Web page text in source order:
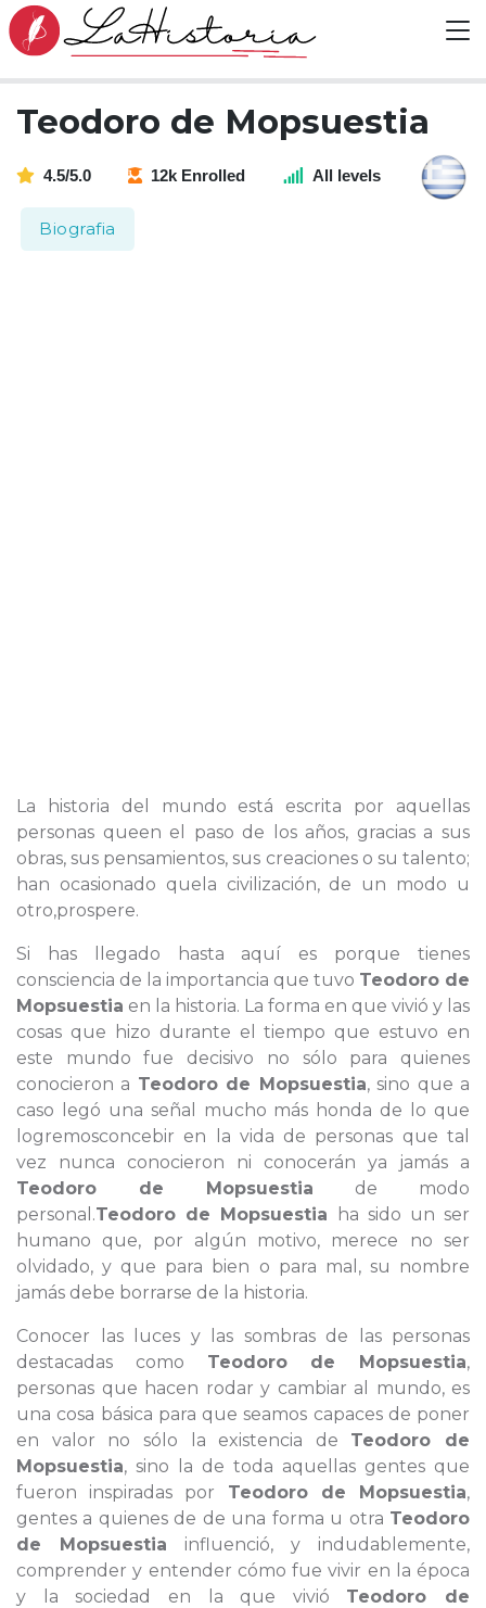
Teodoro de Mopsuestia
4.5/5.0 12k Enrolled All levels
Biografia
La historia del mundo está escrita por aquellas
personas queen el paso de los años, gracias a sus
obras, sus pensamientos, sus creaciones o su talento;
han ocasionado quela civilización, de un modo u
otro,prospere.
Si has llegado hasta aquí es porque tienes
consciencia de la importancia que tuvo Teodoro de
Mopsuestia en la historia. La forma en que vivió y las
cosas que hizo durante el tiempo que estuvo en
este mundo fue decisivo no sólo para quienes
conocieron a Teodoro de Mopsuestia, sino que a
caso legó una señal mucho más honda de lo que
logremosconcebir en la vida de personas que tal
vez nunca conocieron ni conocerán ya jamás a
Teodoro de Mopsuestia de modo
personal.Teodoro de Mopsuestia ha sido un ser
humano que, por algún motivo, merece no ser
olvidado, y que para bien o para mal, su nombre
jamás debe borrarse de la historia.
Conocer las luces y las sombras de las personas
destacadas como Teodoro de Mopsuestia,
personas que hacen rodar y cambiar al mundo, es
una cosa básica para que seamos capaces de poner
en valor no sólo la existencia de Teodoro de
Mopsuestia, sino la de toda aquellas gentes que
fueron inspiradas por Teodoro de Mopsuestia,
gentes a quienes de de una forma u otra Teodoro
de Mopsuestia influenció, y indudablemente,
comprender y entender cómo fue vivir en la época
y la sociedad en la que vivió Teodoro de